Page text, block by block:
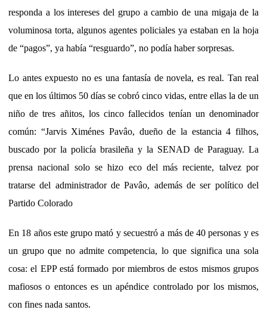
responda a los intereses del grupo a cambio de una migaja de la
voluminosa torta, algunos agentes policiales ya estaban en la hoja
de “pagos”, ya había “resguardo”, no podía haber sorpresas.
Lo antes expuesto no es una fantasía de novela, es real. Tan real
que en los últimos 50 días se cobró cinco vidas, entre ellas la de un
niño de tres añitos, los cinco fallecidos tenían un denominador
común: “Jarvis Ximénes Pavâo, dueño de la estancia 4 filhos,
buscado por la policía brasileña y la SENAD de Paraguay. La
prensa nacional solo se hizo eco del más reciente, talvez por
tratarse del administrador de Pavâo, además de ser político del
Partido Colorado
En 18 años este grupo mató y secuestró a más de 40 personas y es
un grupo que no admite competencia, lo que significa una sola
cosa: el EPP está formado por miembros de estos mismos grupos
mafiosos o entonces es un apéndice controlado por los mismos,
con fines nada santos.